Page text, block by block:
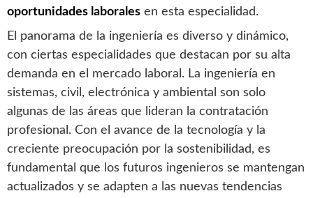
oportunidades laborales en esta especialidad.
El panorama de la ingeniería es diverso y dinámico,
con ciertas especialidades que destacan por su alta
demanda en el mercado laboral. La ingeniería en
sistemas, civil, electrónica y ambiental son solo
algunas de las áreas que lideran la contratación
profesional. Con el avance de la tecnología y la
creciente preocupación por la sostenibilidad, es
fundamental que los futuros ingenieros se mantengan
actualizados y se adapten a las nuevas tendencias